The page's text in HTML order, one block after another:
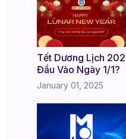
Tết Dương Lịch
Đầu Vào Ngày 1/1?
January 01, 2025